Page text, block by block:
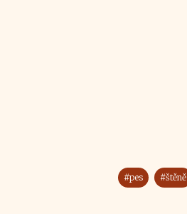
#pes #štěně